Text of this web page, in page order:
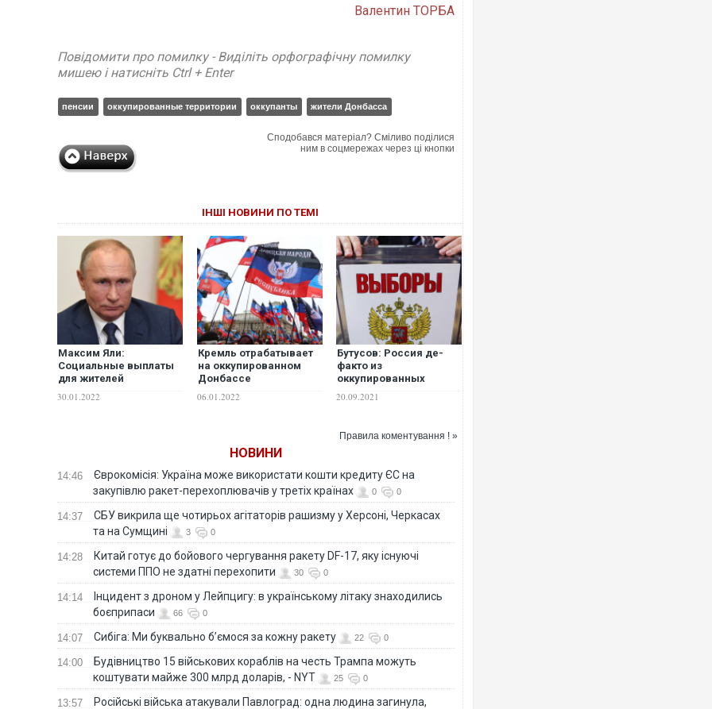
Валентин ТОРБА
Повідомити про помилку - Виділіть орфографічну помилку
мишею і натисніть Ctrl + Enter
пенсии оккупированные территории оккупанты жители Донбасса
Сподобався матеріал? Сміливо поділися
ним в соцмережах через ці кнопки
ІНШІ НОВИНИ ПО ТЕМІ
Максим Яли:
Социальные выплаты
для жителей
Донбасса – ответ
30.01.2022
Кремль отрабатывает
на оккупированном
Донбассе
территорий в
06.01.2022
Бутусов: Россия де-
факто из
оккупированных
сделала
20.09.2021
Правила коментування ! »
НОВИНИ
14:46
Єврокомісія: Україна може використати кошти кредиту ЄС на
закупівлю ракет-перехоплювачів у третіх країнах
0 0
14:37
СБУ викрила ще чотирьох агітаторів рашизму у Херсоні, Черкасах
та на Сумщині
3 0
14:28
Китай готує до бойового чергування ракету DF-17, яку існуючі
системи ППО не здатні перехопити
30 0
14:14
Інцидент з дроном у Лейпцигу: в українському літаку знаходились
боєприпаси
66 0
14:07 Сибіга: Ми буквально б’ємося за кожну ракету 22 0
14:00
Будівництво 15 військових кораблів на честь Трампа можуть
коштувати майже 300 млрд доларів, - NYT
25 0
13:57
Російські війська атакували Павлоград: одна людина загинула,